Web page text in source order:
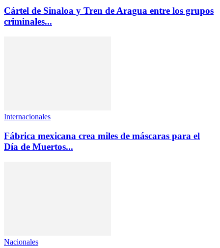
Cártel de Sinaloa y Tren de Aragua entre los grupos
criminales...
Internacionales
Fábrica mexicana crea miles de máscaras para el
Día de Muertos...
Nacionales